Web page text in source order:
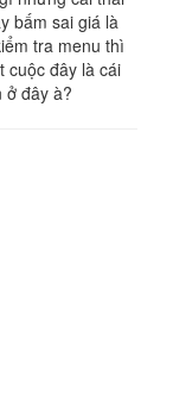
bấm sai giá là
tra menu thì
cuộc đây là cái
ở đây à?